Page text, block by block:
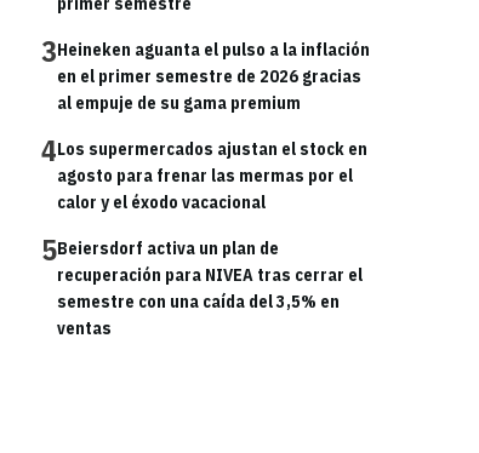
3Heineken aguanta el pulso a la inflación
en el primer semestre de 2026 gracias
al empuje de su gama premium
4Los supermercados ajustan el stock en
agosto para frenar las mermas por el
calor y el éxodo vacacional
5Beiersdorf activa un plan de
recuperación para NIVEA tras cerrar el
semestre con una caída del 3,5% en
ventas